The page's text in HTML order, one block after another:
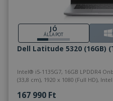
JÓ
ÁLLAPOT
Dell Latitude 5320 (16GB)
Intel® i5-1135G7, 16GB LPDDR4 Onboard RAM, 256GB (M.2) SSD, 13,3"
167 990 Ft